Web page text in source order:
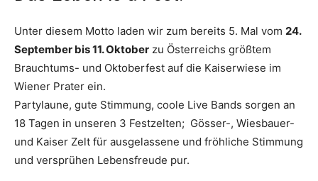
Unter diesem Motto laden wir zum bereits 5. Mal vom 24.
September bis 11. Oktober zu Österreichs größtem
Brauchtums- und Oktoberfest auf die Kaiserwiese im
Wiener Prater ein.
Partylaune, gute Stimmung, coole Live Bands sorgen an
18 Tagen in unseren 3 Festzelten; Gösser-, Wiesbauer-
und Kaiser Zelt für ausgelassene und fröhliche Stimmung
und versprühen Lebensfreude pur.